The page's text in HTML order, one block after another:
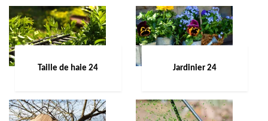
Taille de haie 24 Jardinier 24